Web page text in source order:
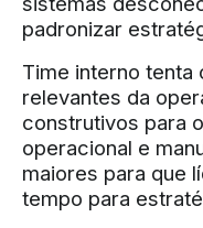
padronizar
Time interno
relevantes da
construtivos para
operacional e
maiores para que
tempo para